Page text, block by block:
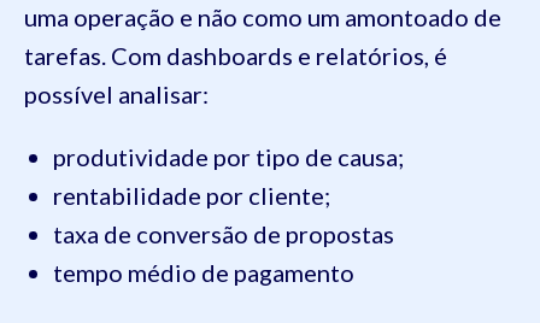
uma operação e não como um amontoado de
tarefas. Com dashboards e relatórios, é
possível analisar:
produtividade por tipo de causa;
rentabilidade por cliente;
taxa de conversão de propostas
tempo médio de pagamento